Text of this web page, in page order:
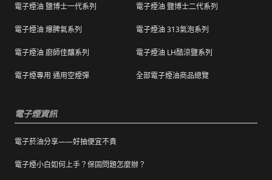
裝上黏貼紙張或書寫文字。
購買之商品若符合促銷活動（ 如滿減、免運等
有非人為造成的破壞、損毀或不完整的商品瑕
電子煙油 鹽博士一代系列 電子煙油 鹽博士二代系列
電子煙油 爆脾氣系列 電子煙油 313氣泡系列
電子煙油 廚師佳釀系列 電子煙油 LH酷涼鹽系列
電子煙專用 通用空煙彈 全部電子煙油商品總覽
電子煙資訊
電子菸油分享——好抽便宜不貴
電子煙小白如何上手？保固問題怎麼辦？